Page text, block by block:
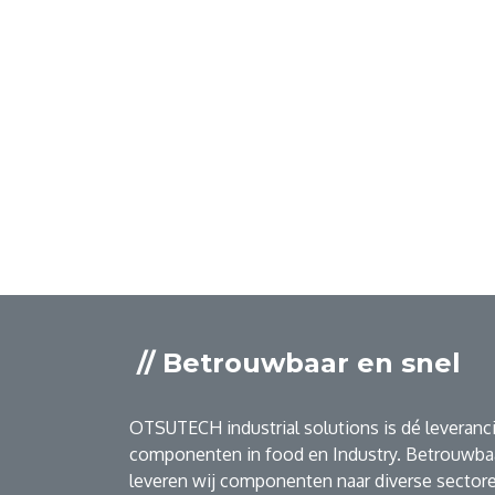
// Betrouwbaar en snel
OTSUTECH industrial solutions is dé
componenten in food en Industry.
leveren wij componenten naar diverse